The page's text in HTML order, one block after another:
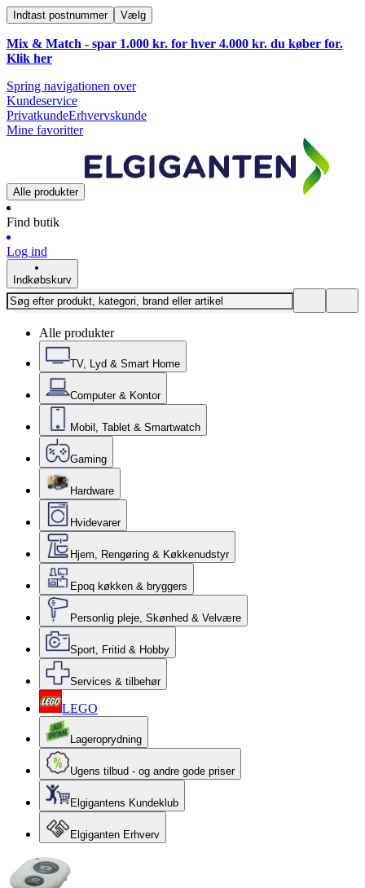
Indtast postnummer Vælg
Mix & Match - spar 1.000 kr. for hver 4.000 kr. du køber for.
Klik her
Spring navigationen over
Kundeservice
PrivatkundeErhvervskunde
Mine favoritter
Alle produkter
Find butik
Log ind
Indkøbskurv
Alle produkter
TV, Lyd & Smart Home
Computer & Kontor
Mobil, Tablet & Smartwatch
Gaming
Hardware
Hvidevarer
Hjem, Rengøring & Køkkenudstyr
Epoq køkken & bryggers
Personlig pleje, Skønhed & Velvære
Sport, Fritid & Hobby
Services & tilbehør
LEGO
Lageroprydning
Ugens tilbud - og andre gode priser
Elgigantens Kundeklub
Elgiganten Erhverv